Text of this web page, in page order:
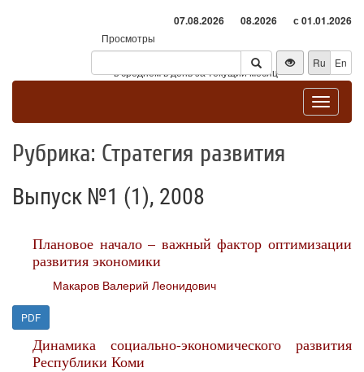
07.08.2026 08.2026 с 01.01.2026
Просмотры
Посетители
* - в среднем в день за текущий месяц
Ru En
Toggle
Рубрика: Стратегия развития
Выпуск №1 (1), 2008
Плановое начало – важный фактор оптимизации
развития экономики
Макаров Валерий Леонидович
PDF
Динамика социально-экономического развития
Республики Коми